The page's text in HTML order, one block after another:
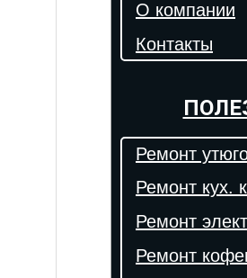
О компании
Контакты
Ремонт
Ремонт кух.
Ремонт
Ремонт